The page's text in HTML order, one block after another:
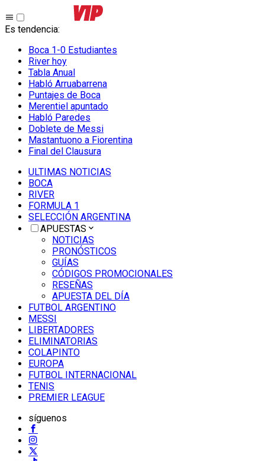
Es tendencia:
Boca 1-0 Estudiantes
River hoy
Tabla Anual
Habló Arruabarrena
Puntajes de Boca
Merentiel apuntado
Habló Paredes
Doblete de Messi
Mastantuono a Fiorentina
Final del Clausura
ULTIMAS NOTICIAS
BOCA
RIVER
FORMULA 1
SELECCIÓN ARGENTINA
APUESTAS
NOTICIAS
PRONÓSTICOS
GUÍAS
CÓDIGOS PROMOCIONALES
RESEÑAS
APUESTA DEL DÍA
FUTBOL ARGENTINO
MESSI
LIBERTADORES
ELIMINATORIAS
COLAPINTO
EUROPA
FUTBOL INTERNACIONAL
TENIS
PREMIER LEAGUE
síguenos